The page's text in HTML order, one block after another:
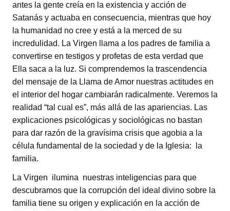
antes la gente creía en la existencia y acción de
Satanás y actuaba en consecuencia, mientras que hoy
la humanidad no cree y está a la merced de su
incredulidad. La Virgen llama a los padres de familia a
convertirse en testigos y profetas de esta verdad que
Ella saca a la luz. Si comprendemos la trascendencia
del mensaje de la Llama de Amor nuestras actitudes en
el interior del hogar cambiarán radicalmente. Veremos la
realidad “tal cual es”, más allá de las apariencias. Las
explicaciones psicológicas y sociológicas no bastan
para dar razón de la gravísima crisis que agobia a la
célula fundamental de la sociedad y de la Iglesia: la
familia.
La Virgen ilumina nuestras inteligencias para que
descubramos que la corrupción del ideal divino sobre la
familia tiene su origen y explicación en la acción de